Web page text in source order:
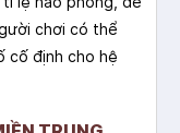
chơi có thể
cố định cho hệ